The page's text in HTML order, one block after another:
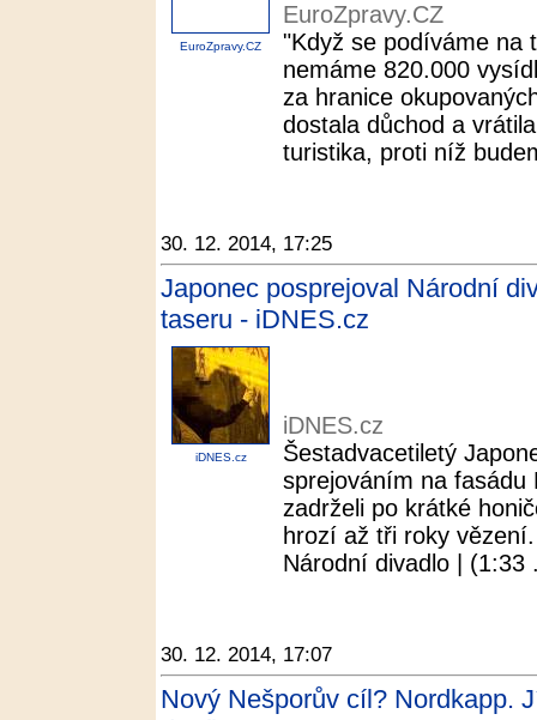
EuroZpravy.CZ
EuroZpravy.CZ
"Když se podíváme na
nemáme 820.000
za hranice
dostala důchod a
turistika, proti níž
30. 12. 2014, 17:25
Japonec posprejoval Národní
taseru - iDNES.cz
iDNES.cz
iDNES.cz
Šestadvacetiletý
sprejováním na fasádu
zadrželi po krátké
hrozí až tři roky
Národní divadlo | (1:33
30. 12. 2014, 17:07
Nový Nešporův cíl? Nordkapp.